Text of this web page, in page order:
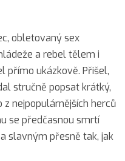
obletovaný sex
a rebel tělem i
přímo ukázkově. Přišel,
stručně popsat krátký,
nejpopulárnějších herců
se předčasnou smrtí
slavným přesně tak, jak